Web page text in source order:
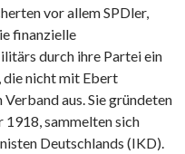
vor allem SPDler,
finanzielle
durch ihre Partei ein
die nicht mit Ebert
aus. Sie gründeten
sammelten sich
Deutschlands (IKD).